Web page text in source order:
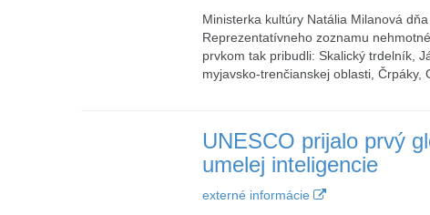
Ministerka kultúry Natália Milanová
Reprezentatívneho zoznamu
prvkom tak pribudli: Skalický trdelník,
myjavsko-trenčianskej oblasti, Črpáky,
UNESCO prijalo prvý
umelej inteligencie
externé informácie